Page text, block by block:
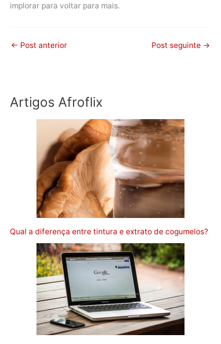
implorar para voltar para mais.
← Post anterior Post seguinte →
Artigos Afroflix
Qual a diferença entre tintura e extrato de cogumelos?